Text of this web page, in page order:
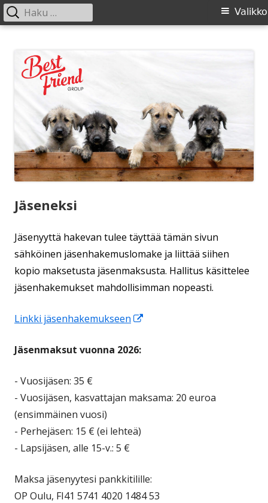
sisältöön
Ensisijainen
Valikko
Haku:
Jäseneksi
Jäsenyyttä hakevan tulee täyttää tämän sivun
sähköinen jäsenhakemuslomake ja liittää siihen
kopio maksetusta jäsenmaksusta. Hallitus käsittelee
jäsenhakemukset mahdollisimman nopeasti.
Linkki jäsenhakemukseen
Jäsenmaksut vuonna 2026:
- Vuosijäsen: 35 €
- Vuosijäsen, kasvattajan maksama: 20 euroa
(ensimmäinen vuosi)
- Perhejäsen: 15 € (ei lehteä)
- Lapsijäsen, alle 15-v.: 5 €
Maksa jäsenyytesi pankkitilille:
OP Oulu, FI41 5741 4020 1484 53